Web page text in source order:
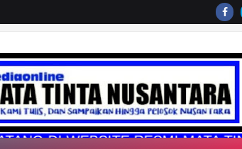
WEBSITE RESMI MATA TINTA